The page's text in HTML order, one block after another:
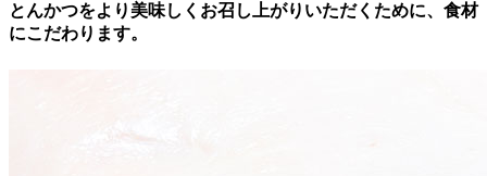
とんかつをより美味しく お召し上がりいただくために、 食材
にこだわります。